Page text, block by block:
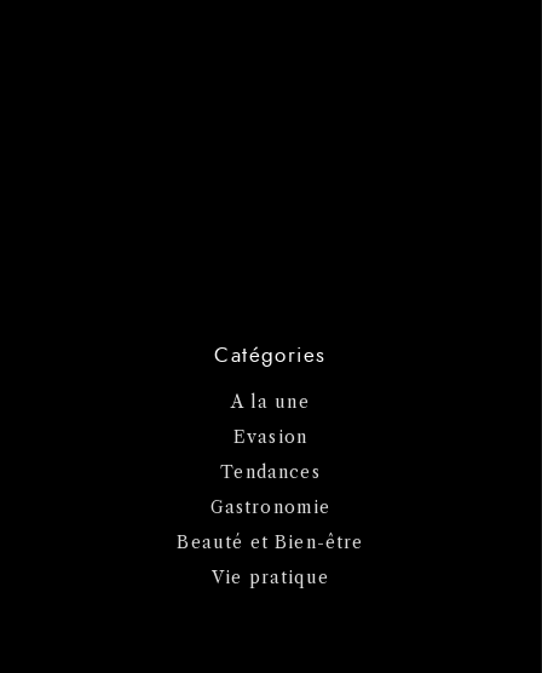
Catégories
A la une
Evasion
Tendances
Gastronomie
Beauté et Bien-être
Vie pratique